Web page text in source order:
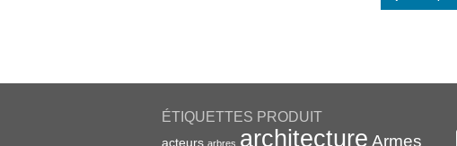
ÉTIQUETTES PRODUIT
acteurs arbres architecture Armes